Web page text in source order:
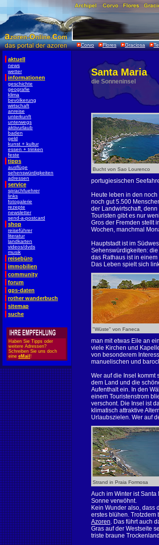
Corvo Flores Graciosa
aktuell
news
wetter
informationen
geschichte
geografie
klima
bevölkerung
wirtschaft
anreise
unterkunft
unterwegs
aktivurlaub
baden
geld
kunst + kultur
essen + trinken
feste
tipps
ausflüge
sehenswürdigkeiten
adressen
service
sprachfuehrer
links
fotogalerie
rezepte
newsletter
send-a-postcard
shop
reiseführer
literatur
landkarten
videos/dvds
musik
reisebüro
immobilien
community
forum
gps-daten
rother wanderbuch
sitemap
suche
Haben Sie Tipps oder
weitere Adressen?
Schreiben Sie uns doch
eine eMail !
Santa Maria
die Sonneninsel
Bucht von Sao Lourenco
portugiesischen
Heute leben in den
noch gut 5.500
der Landwirtschaft,
Touristen gibt es nur
Gros der Fremden stellt
Wochen, manchmal
Hauptstadt ist im
Sehenswürdigkeiten:
das Rathaus ist in
Das Leben spielt sich
"Wüste" von Faneca
man mit etwas Eile an
viele Kirchen und
von besonderem
manuelischen und
Wer auf die Insel kommt
dem Land und die
Aufenthalt ein. In den
einem Touristenstrom
verschont. Die Insel ist
klimatisch attraktive
Urlaubszielen. Wer auf
Strand in Praia Formosa
Auch im Winter ist
Sonne verwöhnt.
Kein Wunder also, dass
erstes blühen. Trotzdem
Azoren. Das führt auch
Gras auf der Westseite
triste braune